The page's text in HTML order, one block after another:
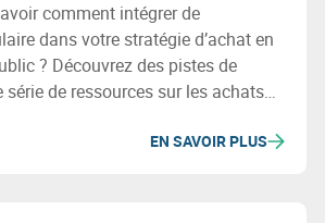
comment intégrer de
dans votre stratégie d’achat en
? Découvrez des pistes de
série de ressources sur les achats
Ce guide est développé
EN SAVOIR PLUS